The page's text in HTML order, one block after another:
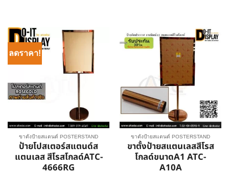
ลดราคา!
ขาตั้งป้ายสแตนด์ POSTERSTAND
ป้ายโปสเตอร์สแตนด์ส
แตนเลส สีโรสโกลด์ATC-
4666RG
ขาตั้งป้ายสแตนด์ POSTERSTAND
ขาตั้งป้ายสแตนเลสสีโรส
โกลด์ขนาดA1 ATC-
A10A